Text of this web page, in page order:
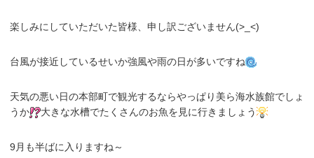
楽しみにしていただいた皆様、申し訳ございません(>_<)
台風が接近しているせいか強風や雨の日が多いですね
天気の悪い日の本部町で観光するならやっぱり美ら海水族館でしょ
うか
大きな水槽でたくさんのお魚を見に行きましょう
9月も半ばに入りますね～